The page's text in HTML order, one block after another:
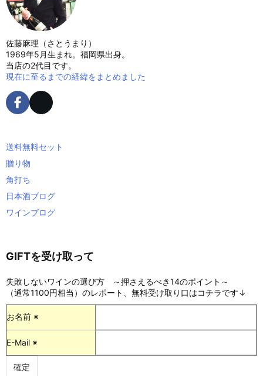
佐藤麻理（さとうまり）
1969年5月生まれ。福岡県出身。
当店の2代目です。
現在に至るまでの経緯をまとめました
送料無料セット
贈り物
角打ち
日本酒ブログ
ワインブログ
GIFTを受け取って
失敗しないワインの選び方 ～押さえるべき14のポイント～
（通常1100円相当）のレポート、無料受け取り口はコチラです↓
お名前 ※
E-Mail ※